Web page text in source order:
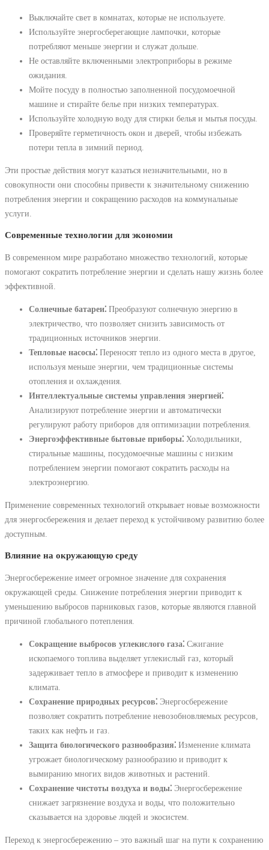
Выключайте свет в комнатах, которые не используете.
Используйте энергосберегающие лампочки, которые
потребляют меньше энергии и служат дольше.
Не оставляйте включенными электроприборы в режиме
ожидания.
Мойте посуду в полностью заполненной посудомоечной
машине и стирайте белье при низких температурах.
Используйте холодную воду для стирки белья и мытья посуды.
Проверяйте герметичность окон и дверей, чтобы избежать
потери тепла в зимний период.
Эти простые действия могут казаться незначительными, но в
совокупности они способны привести к значительному снижению
потребления энергии и сокращению расходов на коммунальные
услуги.
Современные технологии для экономии
В современном мире разработано множество технологий, которые
помогают сократить потребление энергии и сделать нашу жизнь более
эффективной.
Солнечные батареи⁚ Преобразуют солнечную энергию в
электричество, что позволяет снизить зависимость от
традиционных источников энергии.
Тепловые насосы⁚ Переносят тепло из одного места в другое,
используя меньше энергии, чем традиционные системы
отопления и охлаждения.
Интеллектуальные системы управления энергией⁚
Анализируют потребление энергии и автоматически
регулируют работу приборов для оптимизации потребления.
Энергоэффективные бытовые приборы⁚ Холодильники,
стиральные машины, посудомоечные машины с низким
потреблением энергии помогают сократить расходы на
электроэнергию.
Применение современных технологий открывает новые возможности
для энергосбережения и делает переход к устойчивому развитию более
доступным.
Влияние на окружающую среду
Энергосбережение имеет огромное значение для сохранения
окружающей среды. Снижение потребления энергии приводит к
уменьшению выбросов парниковых газов, которые являются главной
причиной глобального потепления.
Сокращение выбросов углекислого газа⁚ Сжигание
ископаемого топлива выделяет углекислый газ, который
задерживает тепло в атмосфере и приводит к изменению
климата.
Сохранение природных ресурсов⁚ Энергосбережение
позволяет сократить потребление невозобновляемых ресурсов,
таких как нефть и газ.
Защита биологического разнообразия⁚ Изменение климата
угрожает биологическому разнообразию и приводит к
вымиранию многих видов животных и растений.
Сохранение чистоты воздуха и воды⁚ Энергосбережение
снижает загрязнение воздуха и воды, что положительно
сказывается на здоровье людей и экосистем.
Переход к энергосбережению ‒ это важный шаг на пути к сохранению